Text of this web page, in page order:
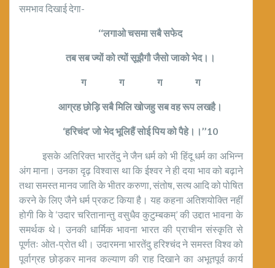
समभाव दिखाई देगा-
‘‘लगाओ चसमा सबै सफेद
तब सब ज्यों को त्यों सूझैगौ जैसो जाको भेद।।
ग ग ग ग
आग्रह छोड़ि सबै मिलि खोजहु सब वह रूप लखहै।
‘हरिचंद’ जो भेद भूलिहैं सोई पिय को पैहे।।’’10
इसके अतिरिक्त भारतेंदु ने जैन धर्म को भी हिंदू धर्म का अभिन्न
अंग माना। उनका दृढ़ विश्वास था कि ईश्वर ने ही दया भाव को बढ़ाने
तथा समस्त मानव जाति के भीतर करुणा, संतोष, सत्य आदि को पोषित
करने के लिए जैने धर्म प्रकट किया है। यह कहना अतिशयोक्ति नहीं
होगी कि वे ‘उदार चरितानान्तु वसुधैव कुटुम्बकम्’ की उद्दात भावना के
समर्थक थे। उनकी धार्मिक भावना भारत की प्राचीन संस्कृति से
पूर्णतः ओत-प्रोत थी। उदारमना भारतेंदु हरिश्चंद ने समस्त विश्व को
पूर्वाग्रह छोड़कर मानव कल्याण की राह दिखाने का अभूतपूर्व कार्य